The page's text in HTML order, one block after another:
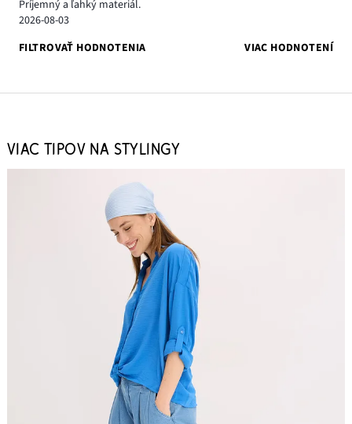
Príjemný a ľahký materiál.
2026-08-03
FILTROVAŤ HODNOTENIA
VIAC HODNOTENÍ
VIAC TIPOV NA STYLINGY